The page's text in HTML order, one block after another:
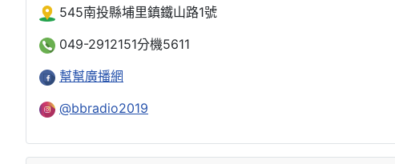
545南投縣埔里鎮鐵山路1號
049-2912151分機5611
幫幫廣播網
@bbradio2019